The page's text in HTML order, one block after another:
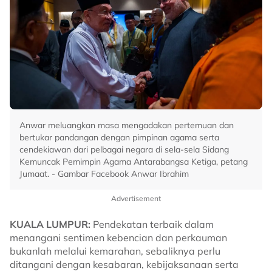
Anwar meluangkan masa mengadakan pertemuan dan
bertukar pandangan dengan pimpinan agama serta
cendekiawan dari pelbagai negara di sela-sela Sidang
Kemuncak Pemimpin Agama Antarabangsa Ketiga, petang
Jumaat. - Gambar Facebook Anwar Ibrahim
Advertisement
KUALA LUMPUR: Pendekatan terbaik dalam
menangani sentimen kebencian dan perkauman
bukanlah melalui kemarahan, sebaliknya perlu
ditangani dengan kesabaran, kebijaksanaan serta